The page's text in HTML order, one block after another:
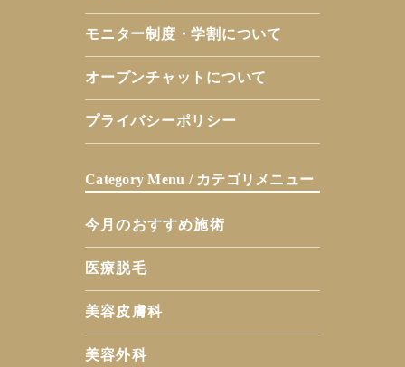
モニター制度・学割について
オープンチャットについて
プライバシーポリシー
Category Menu / カテゴリメニュー
今月のおすすめ施術
医療脱毛
美容皮膚科
美容外科